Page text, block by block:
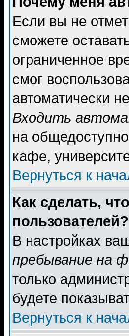
Если вы не
сможете
ограниченное
смог
автоматически
Входить
на
кафе,
Вернуться к
Как сделать,
пользователей?
В настройках
пребывание на
только
будете
Вернуться к